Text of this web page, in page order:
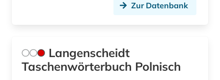
Zur Datenbank
Langenscheidt
Taschenwörterbuch Polnisch